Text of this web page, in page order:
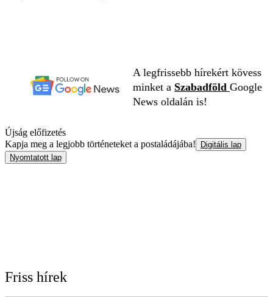
A legfrissebb hírekért kövess
minket a Szabadföld Google
News oldalán is!
Újság előfizetés
Kapja meg a legjobb történeteket a postaládájába!
Digitális lap
Nyomtatott lap
Friss hírek